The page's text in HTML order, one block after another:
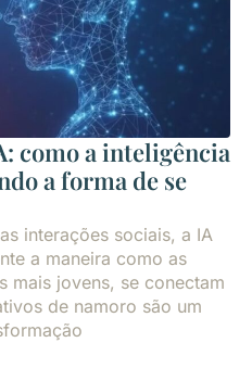
como a inteligência
a forma de se
interações sociais, a IA
a maneira como as
mais jovens, se conectam
de namoro são um